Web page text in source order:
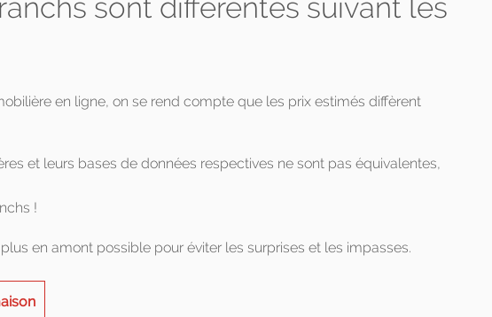
sont différentes suivant les
en ligne, on se rend compte que les prix estimés diffèrent
et leurs bases de données respectives ne sont pas équivalentes,
!
en amont possible pour éviter les surprises et les impasses.